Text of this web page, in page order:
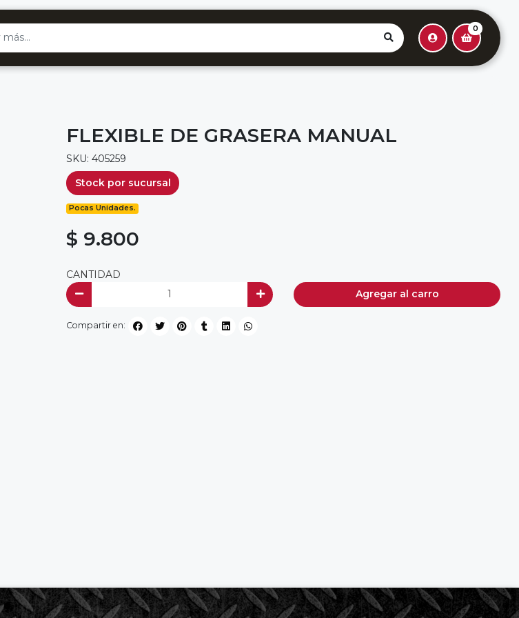
0
FLEXIBLE DE GRASERA MANUAL
SKU: 405259
Stock por sucursal
Pocas Unidades.
$ 9.800
CANTIDAD
Agregar al carro
Compartir en: